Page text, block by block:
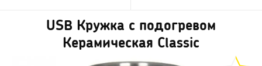
USB Кружка с подогревом
Керамическая Classic